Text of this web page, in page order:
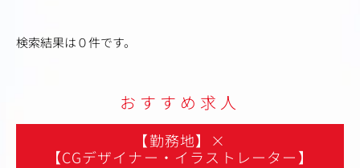
検索結果は０件です。
おすすめ求人
【勤務地】
×
【CGデザイナー・イラストレーター】